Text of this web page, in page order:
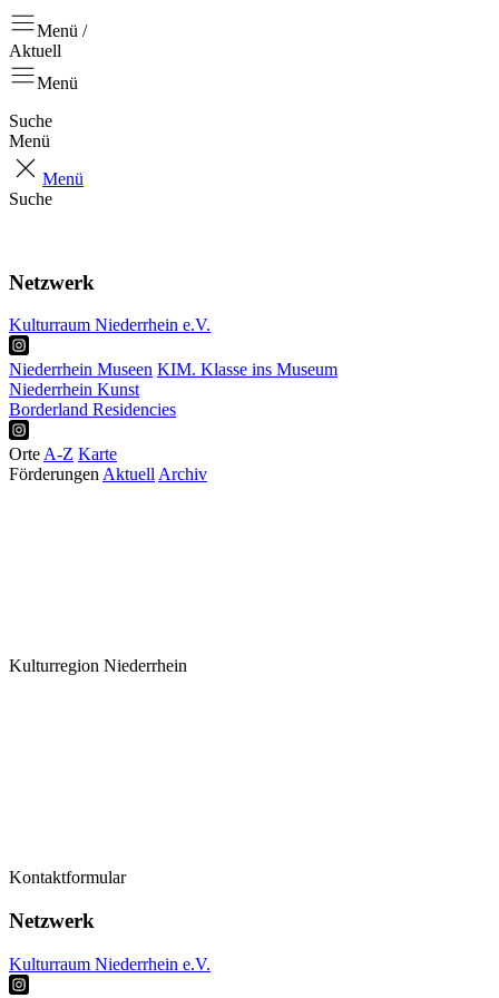
Menü /
Aktuell
Menü
Suche
Menü
Menü
Suche
Netzwerk
Kulturraum Niederrhein e.V.
Niederrhein Museen KIM. Klasse ins Museum
Niederrhein Kunst
Borderland Residencies
OrteA-Z Karte
FörderungenAktuellArchiv
Kulturregion Niederrhein
Kontaktformular
Netzwerk
Kulturraum Niederrhein e.V.